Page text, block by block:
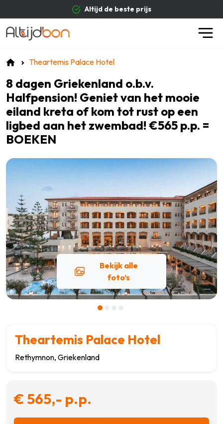
Altijd de beste prijs
Theartemis Palace Hotel
8 dagen Griekenland o.b.v.
Halfpension! Geniet van het mooie
eiland kreta of kom tot rust op een
ligbed aan het zwembad! €565 p.p. =
BOEKEN
Bekijk alle
foto’s
Theartemis Palace Hotel
Rethymnon, Griekenland
€ 565,- p.p.